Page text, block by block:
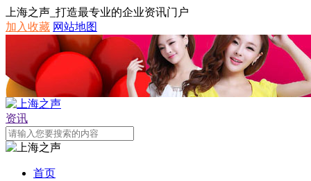
上海之声_打造最专业的企业资讯门户
加入收藏 网站地图
资讯
首页